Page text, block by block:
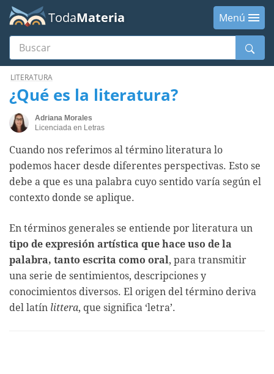
TodaMateria
Menú
Buscar
Menú
LITERATURA
¿Qué es la literatura?
Adriana Morales
Licenciada en Letras
Cuando nos referimos al término literatura lo
podemos hacer desde diferentes perspectivas. Esto se
debe a que es una palabra cuyo sentido varía según el
contexto donde se aplique.
En términos generales se entiende por literatura un
tipo de expresión artística que hace uso de la
palabra, tanto escrita como oral, para transmitir
una serie de sentimientos, descripciones y
conocimientos diversos. El origen del término deriva
del latín littera, que significa ‘letra’.